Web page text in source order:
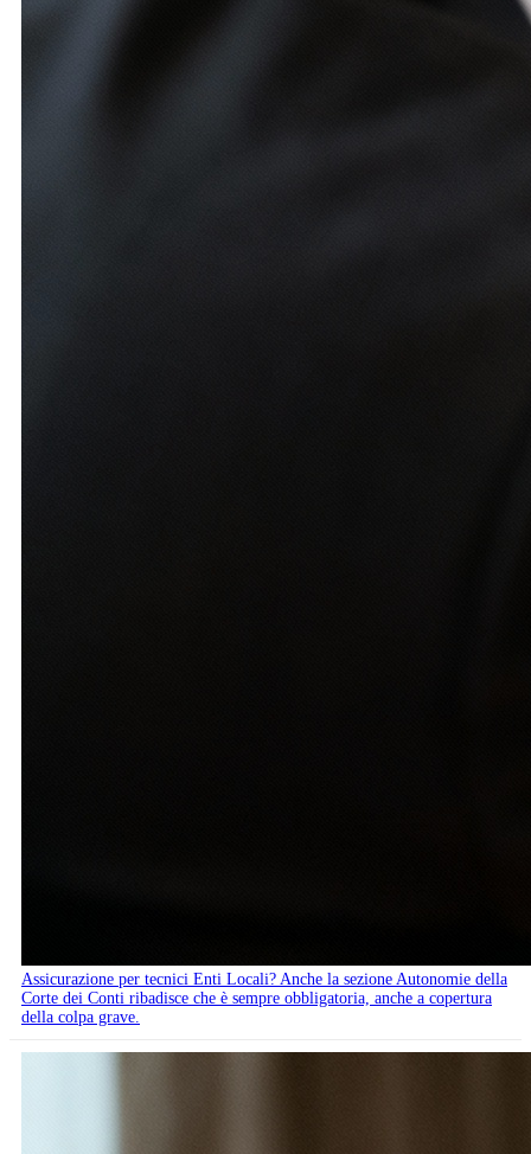
Assicurazione per tecnici Enti Locali? Anche la sezione Autonomie della
Corte dei Conti ribadisce che è sempre obbligatoria, anche a copertura
della colpa grave.